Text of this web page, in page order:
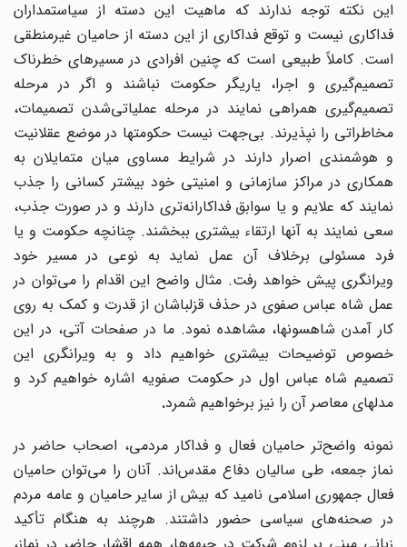
این نکته توجه ندارند که ماهیت این دسته از سیاستمداران
فداکاری نیست و توقع فداکاری از این دسته از حامیان غیرمنطقی
است. کاملاً طبیعی است که چنین افرادی در مسیرهای خطرناک
تصمیم‌گیری و اجرا، یاریگر حکومت نباشند و اگر در مرحله
تصمیم‌گیری همراهی نمایند در مرحله عملیاتیشدن تصمیمات،
مخاطراتی را نپذیرند. بی‌جهت نیست حکومتها در موضع عقلانیت
و هوشمندی اصرار دارند در شرایط مساوی میان متمایلان به
همکاری در مراکز سازمانی و امنیتی خود بیشتر کسانی را جذب
نمایند که علایم و یا سوابق فداکارانه‌تری دارند و در صورت جذب،
سعی نمایند به آنها ارتقاء بیشتری ببخشند. چنانچه حکومت و یا
فرد مسئولی برخلاف آن عمل نماید به نوعی در مسیر خود
ویرانگری پیش خواهد رفت. مثال واضح این اقدام را می‌توان در
عمل شاه عباس صفوی در حذف قزلباشان از قدرت و کمک به روی
کار آمدن شاهسونها، مشاهده نمود. ما در صفحات آتی، در این
خصوص توضیحات بیشتری خواهیم داد و به ویرانگری این
تصمیم شاه عباس اول در حکومت صفویه اشاره خواهیم کرد و
مدلهای معاصر آن را نیز برخواهیم شمرد.
نمونه واضحتر حامیان فعال و فداکار مردمی، اصحاب حاضر در
نماز جمعه، طی سالیان دفاع مقدساند. آنان را میتوان حامیان
فعال جمهوری اسلامی نامید که بیش از سایر حامیان و عامه مردم
در صحنه‌های سیاسی حضور داشتند. هرچند به هنگام تأکید